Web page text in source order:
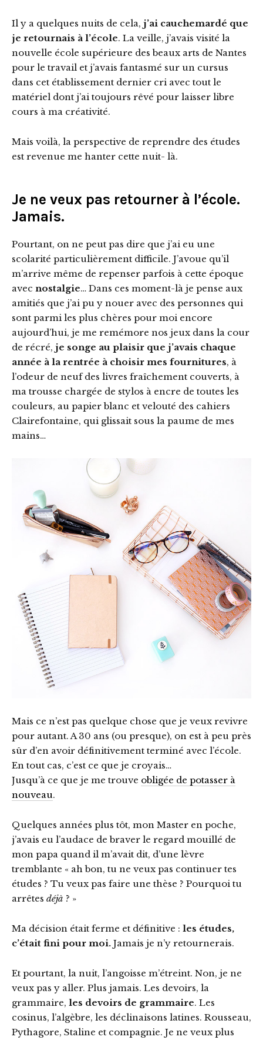
Il y a quelques nuits de cela, j’ai cauchemardé que
je retournais à l’école. La veille, j’avais visité la
nouvelle école supérieure des beaux arts de Nantes
pour le travail et j’avais fantasmé sur un cursus
dans cet établissement dernier cri avec tout le
matériel dont j’ai toujours rêvé pour laisser libre
cours à ma créativité.
Mais voilà, la perspective de reprendre des études
est revenue me hanter cette nuit- là.
Je ne veux pas retourner à l’école.
Jamais.
Pourtant, on ne peut pas dire que j’ai eu une
scolarité particulièrement difficile. J’avoue qu’il
m’arrive même de repenser parfois à cette époque
avec nostalgie… Dans ces moment-là je pense aux
amitiés que j’ai pu y nouer avec des personnes qui
sont parmi les plus chères pour moi encore
aujourd’hui, je me remémore nos jeux dans la cour
de récré, je songe au plaisir que j’avais chaque
année à la rentrée à choisir mes fournitures, à
l’odeur de neuf des livres fraîchement couverts, à
ma trousse chargée de stylos à encre de toutes les
couleurs, au papier blanc et velouté des cahiers
Clairefontaine, qui glissait sous la paume de mes
mains…
Mais ce n’est pas quelque chose que je veux revivre
pour autant. A 30 ans (ou presque), on est à peu près
sûr d’en avoir définitivement terminé avec l’école.
En tout cas, c’est ce que je croyais…
Jusqu’à ce que je me trouve obligée de potasser à
nouveau.
Quelques années plus tôt, mon Master en poche,
j’avais eu l’audace de braver le regard mouillé de
mon papa quand il m’avait dit, d’une lèvre
tremblante « ah bon, tu ne veux pas continuer tes
études ? Tu veux pas faire une thèse ? Pourquoi tu
arrêtes déjà ? »
Ma décision était ferme et définitive : les études,
c’était fini pour moi. Jamais je n’y retournerais.
Et pourtant, la nuit, l’angoisse m’étreint. Non, je ne
veux pas y aller. Plus jamais. Les devoirs, la
grammaire, les devoirs de grammaire. Les
cosinus, l’algèbre, les déclinaisons latines. Rousseau,
Pythagore, Staline et compagnie. Je ne veux plus